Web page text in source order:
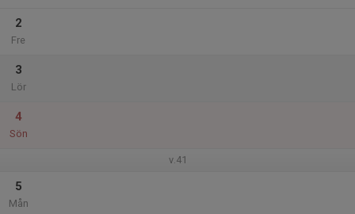
2
Fre
3
Lör
4
Sön
v.41
5
Mån